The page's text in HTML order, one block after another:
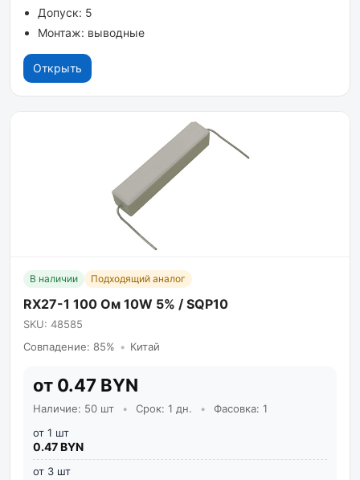
Допуск: 5
Монтаж: выводные
Открыть
В наличии Подходящий аналог
RX27-1 100 Ом 10W 5% / SQP10
SKU: 48585
Совпадение: 85% • Китай
от 0.47 BYN
Наличие: 50 шт • Срок: 1 дн. •
Фасовка: 1
от 1 шт
0.47 BYN
от 3 шт